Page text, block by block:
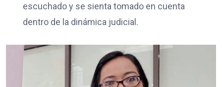
escuchado y se sienta tomado en cuenta
dentro de la dinámica judicial.